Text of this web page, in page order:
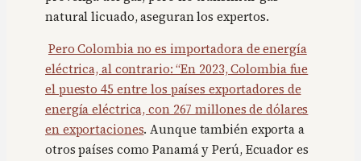
natural licuado, aseguran los expertos.
Pero Colombia no es importadora de energía
eléctrica, al contrario: “En 2023, Colombia fue
el puesto 45 entre los países exportadores de
energía eléctrica, con 267 millones de dólares
en exportaciones. Aunque también exporta a
otros países como Panamá y Perú, Ecuador es